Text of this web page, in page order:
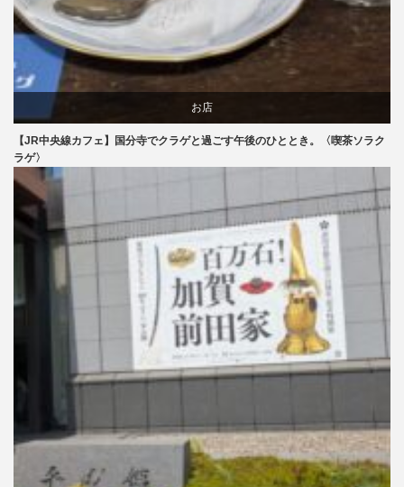
お店
食べ物
【JR中央線カフェ】国分寺でクラゲと過ごす午後のひととき。〈喫茶ソラク
ラゲ〉